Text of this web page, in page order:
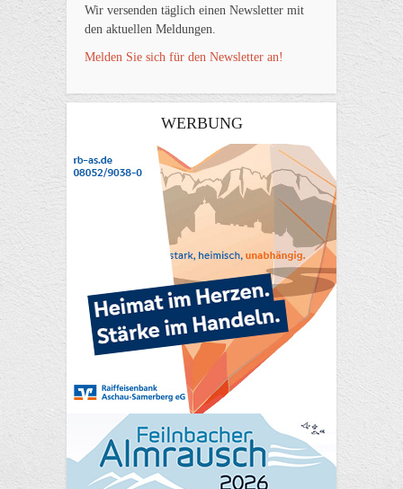
Wir versenden täglich einen Newsletter mit
den aktuellen Meldungen.
Melden Sie sich für den Newsletter an!
WERBUNG